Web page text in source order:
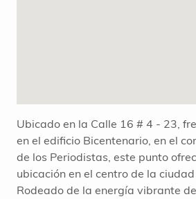
Ubicado en la Calle 16 # 4 - 23,
en el edificio Bicentenario, en el
de los Periodistas, este punto
ubicación en el centro de la
Rodeado de la energía vibrante